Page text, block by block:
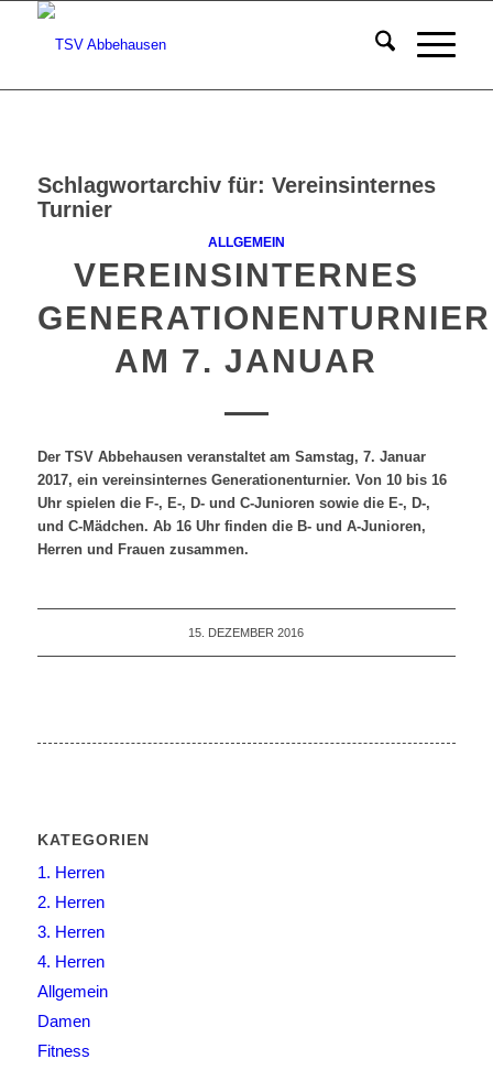
Schlagwortarchiv für: Vereinsinternes
Turnier
ALLGEMEIN
VEREINSINTERNES
GENERATIONENTURNIER
AM 7. JANUAR
Der TSV Abbehausen veranstaltet am Samstag, 7. Januar
2017, ein vereinsinternes Generationenturnier. Von 10 bis 16
Uhr spielen die F-, E-, D- und C-Junioren sowie die E-, D-,
und C-Mädchen. Ab 16 Uhr finden die B- und A-Junioren,
Herren und Frauen zusammen.
15. DEZEMBER 2016
KATEGORIEN
1. Herren
2. Herren
3. Herren
4. Herren
Allgemein
Damen
Fitness